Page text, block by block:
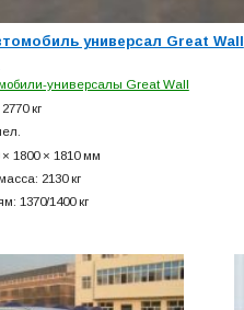
универсал Great Wall
универсалы Great Wall
кг
1800 × 1810 мм
2130 кг
1370/1400 кг